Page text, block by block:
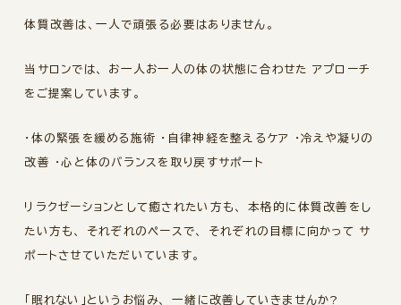
体質改善は、一人で頑張る必要はありません。
当サロンでは、 お一人お一人の体の状態に合わせた アプローチ
をご提案しています。
・体の緊張を緩める施術 ・自律神経を整えるケア ・冷えや凝りの
改善 ・心と体のバランスを取り戻すサポート
リラクゼーションとして癒されたい方も、 本格的に体質改善をし
たい方も、 それぞれのペースで、 それぞれの目標に向かって サ
ポートさせていただいています。
「眠れない」というお悩み、 一緒に改善していきませんか?